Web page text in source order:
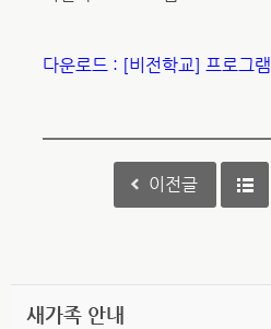
다운로드 : [비전학교] 프로그램
이전글
새가족 안내